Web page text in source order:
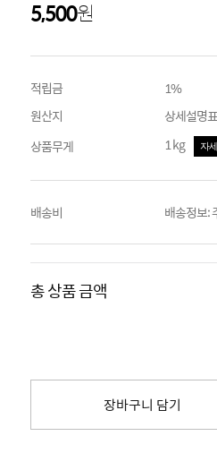
5,500원
적립금
1%
원산지
상세설명
상품무게
1 kg 자
배송비 배송정보:
총 상품 금액
장바구니 담기